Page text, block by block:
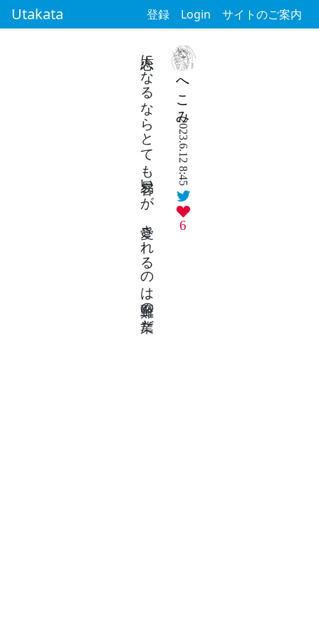
Utakata 登録 Login サイトのご案内
へこみ
2023.6.12 8:45
6
恋人になるならとても容易いが 愛されるのは至難の業だ